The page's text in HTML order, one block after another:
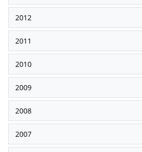
2012
2011
2010
2009
2008
2007